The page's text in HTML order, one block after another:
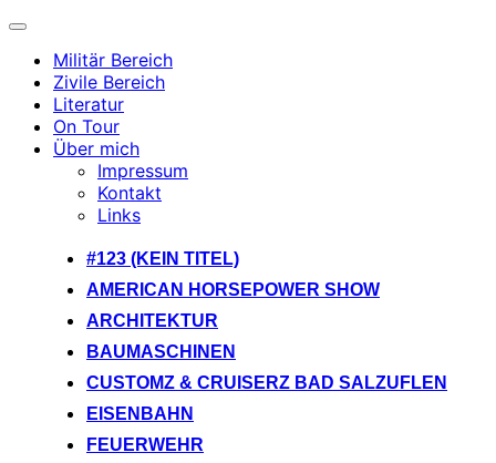
Navigation
umschalten
Militär Bereich
Zivile Bereich
Literatur
On Tour
Über mich
Impressum
Kontakt
Links
springen
#123 (KEIN TITEL)
AMERICAN HORSEPOWER SHOW
ARCHITEKTUR
BAUMASCHINEN
CUSTOMZ & CRUISERZ BAD SALZUFLEN
EISENBAHN
FEUERWEHR